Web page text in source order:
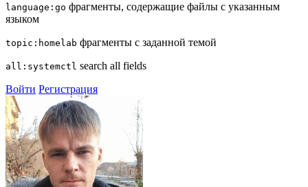
language:go фрагменты, содержащие файлы с указанным
языком
topic:homelab фрагменты с заданной темой
all:systemctl search all fields
Войти Регистрация